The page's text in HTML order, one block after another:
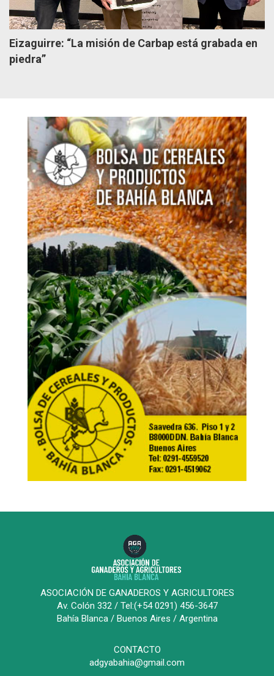
Eizaguirre: “La misión de Carbap está grabada en
piedra”
ASOCIACIÓN DE GANADEROS Y AGRICULTORES
Av. Colón 332 / Tel:(+54 0291) 456-3647
Bahía Blanca / Buenos Aires / Argentina
CONTACTO
adgyabahia@gmail.com